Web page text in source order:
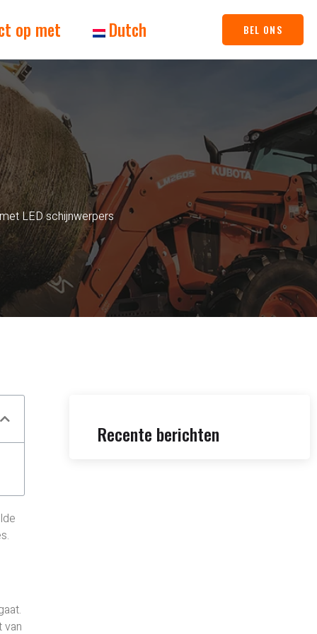
op met Dutch BEL ONS
LED schijnwerpers
van
Recente berichten